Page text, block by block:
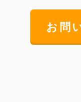
お問